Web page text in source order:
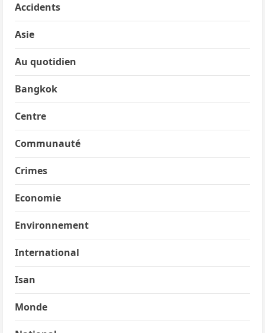
Accidents
Asie
Au quotidien
Bangkok
Centre
Communauté
Crimes
Economie
Environnement
International
Isan
Monde